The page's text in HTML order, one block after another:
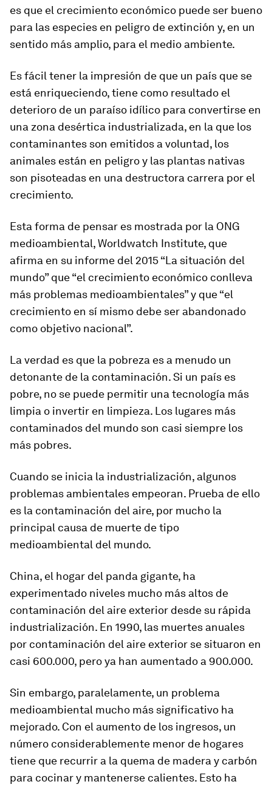
es que el crecimiento económico puede ser bueno
para las especies en peligro de extinción y, en un
sentido más amplio, para el medio ambiente.
Es fácil tener la impresión de que un país que se
está enriqueciendo, tiene como resultado el
deterioro de un paraíso idílico para convertirse en
una zona desértica industrializada, en la que los
contaminantes son emitidos a voluntad, los
animales están en peligro y las plantas nativas
son pisoteadas en una destructora carrera por el
crecimiento.
Esta forma de pensar es mostrada por la ONG
medioambiental, Worldwatch Institute, que
afirma en su informe del 2015 “La situación del
mundo” que “el crecimiento económico conlleva
más problemas medioambientales” y que “el
crecimiento en sí mismo debe ser abandonado
como objetivo nacional”.
La verdad es que la pobreza es a menudo un
detonante de la contaminación. Si un país es
pobre, no se puede permitir una tecnología más
limpia o invertir en limpieza. Los lugares más
contaminados del mundo son casi siempre los
más pobres.
Cuando se inicia la industrialización, algunos
problemas ambientales empeoran. Prueba de ello
es la contaminación del aire, por mucho la
principal causa de muerte de tipo
medioambiental del mundo.
China, el hogar del panda gigante, ha
experimentado niveles mucho más altos de
contaminación del aire exterior desde su rápida
industrialización. En 1990, las muertes anuales
por contaminación del aire exterior se situaron en
casi 600.000, pero ya han aumentado a 900.000.
Sin embargo, paralelamente, un problema
medioambiental mucho más significativo ha
mejorado. Con el aumento de los ingresos, un
número considerablemente menor de hogares
tiene que recurrir a la quema de madera y carbón
para cocinar y mantenerse calientes. Esto ha